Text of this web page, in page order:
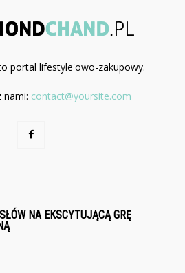
portal lifestyle'owo-zakupowy.
nami: contact@yoursite.com
NA EKSCYTUJĄCĄ GRĘ